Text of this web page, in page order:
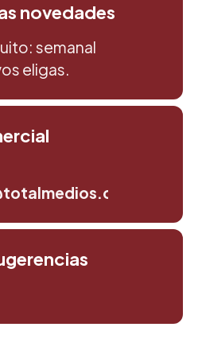
novedades
semanal
eligas.